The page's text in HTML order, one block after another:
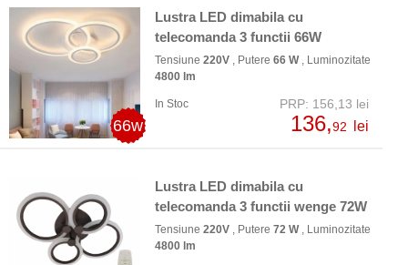
66w
Lustra LED dimabila cu
telecomanda 3 functii 66W
Tensiune 220V , Putere 66 W, Luminozitate
4800 lm
In Stoc PRP: 156,13 lei
136,92 lei
Lustra LED dimabila cu
telecomanda 3 functii wenge 72W
Tensiune 220V , Putere 72 W, Luminozitate
4800 lm